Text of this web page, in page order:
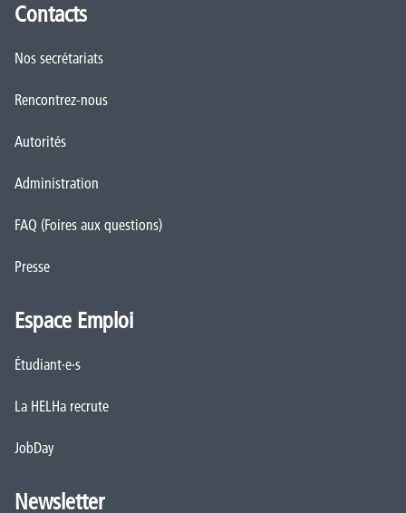
Contacts
Nos secrétariats
Rencontrez-nous
Autorités
Administration
FAQ (Foires aux questions)
Presse
Espace Emploi
Étudiant·e·s
La HELHa recrute
JobDay
Newsletter